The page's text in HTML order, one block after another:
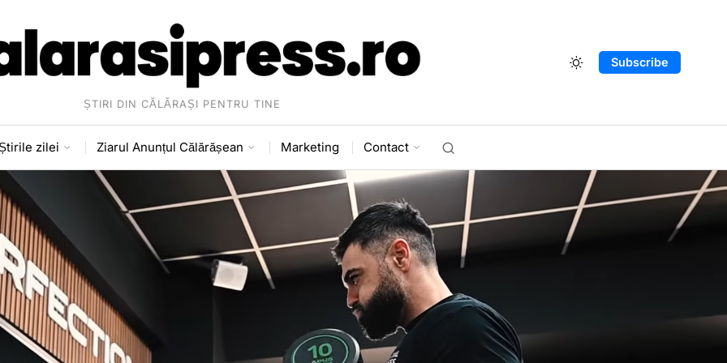
ȘTIRI DIN CĂLĂRAȘI PENTRU TINE
Subscribe
zilei Ziarul Anunțul Călărășean Marketing Contact